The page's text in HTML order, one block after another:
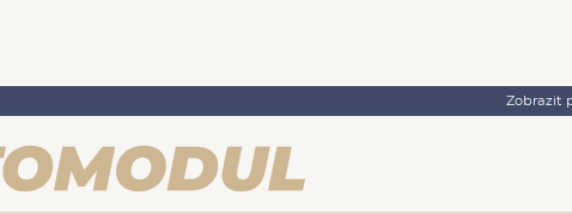
Zobrazit